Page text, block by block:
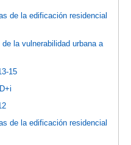
de la edificación residencial
la vulnerabilidad urbana a
15
de la edificación residencial